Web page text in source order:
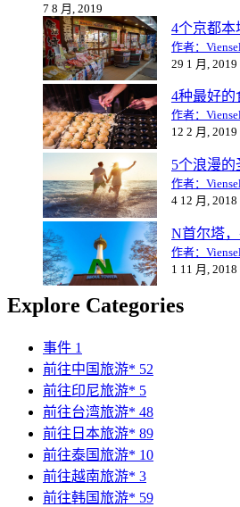
7 8 月, 2019
4个京都本
作者：
29 1 月, 2019
4种最好的
作者：
12 2 月, 2019
5个浪漫
作者：
4 12 月, 2018
N首尔塔
作者：
1 11 月, 2018
Explore Categories
事件 1
前往中国旅游* 52
前往印尼旅游* 5
前往台湾旅游* 48
前往日本旅游* 89
前往泰国旅游* 10
前往越南旅游* 3
前往韩国旅游* 59